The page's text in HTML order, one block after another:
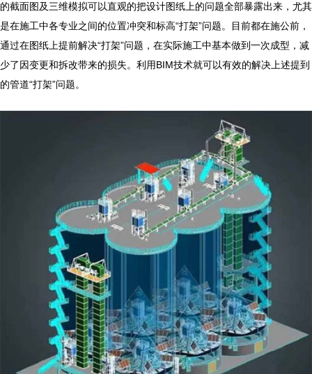
的截面图及三维模拟可以直观的把设计图纸上的问题全部暴露出来，尤其
是在施工中各专业之间的位置冲突和标高“打架”问题。目前都在施公前，
通过在图纸上提前解决“打架”问题，在实际施工中基本做到一次成型，减
少了因变更和拆改带来的损失。利用BIM技术就可以有效的解决上述提到
的管道“打架”问题。